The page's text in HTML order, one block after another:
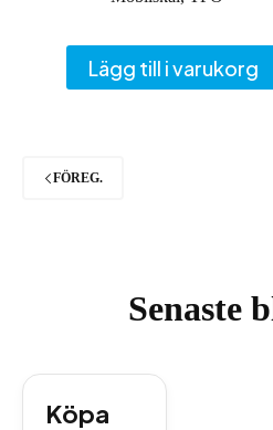
Lägg till i varukorg
FÖREG.
Senaste
Köpa